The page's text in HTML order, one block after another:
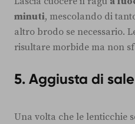
minuti, mescolando di
altro brodo se necessario.
risultare morbide ma non
5. Aggiusta di
Una volta che le lenticchie